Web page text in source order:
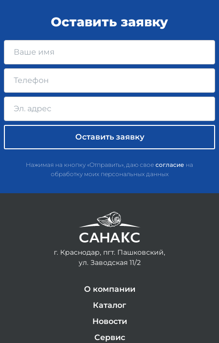
Оставить заявку
Нажимая на кнопку «Отправить», даю свое согласие на
обработку моих персональных данных
г. Краснодар, пгт. Пашковский,
ул. Заводская 11/2
О компании
Каталог
Новости
Сервис